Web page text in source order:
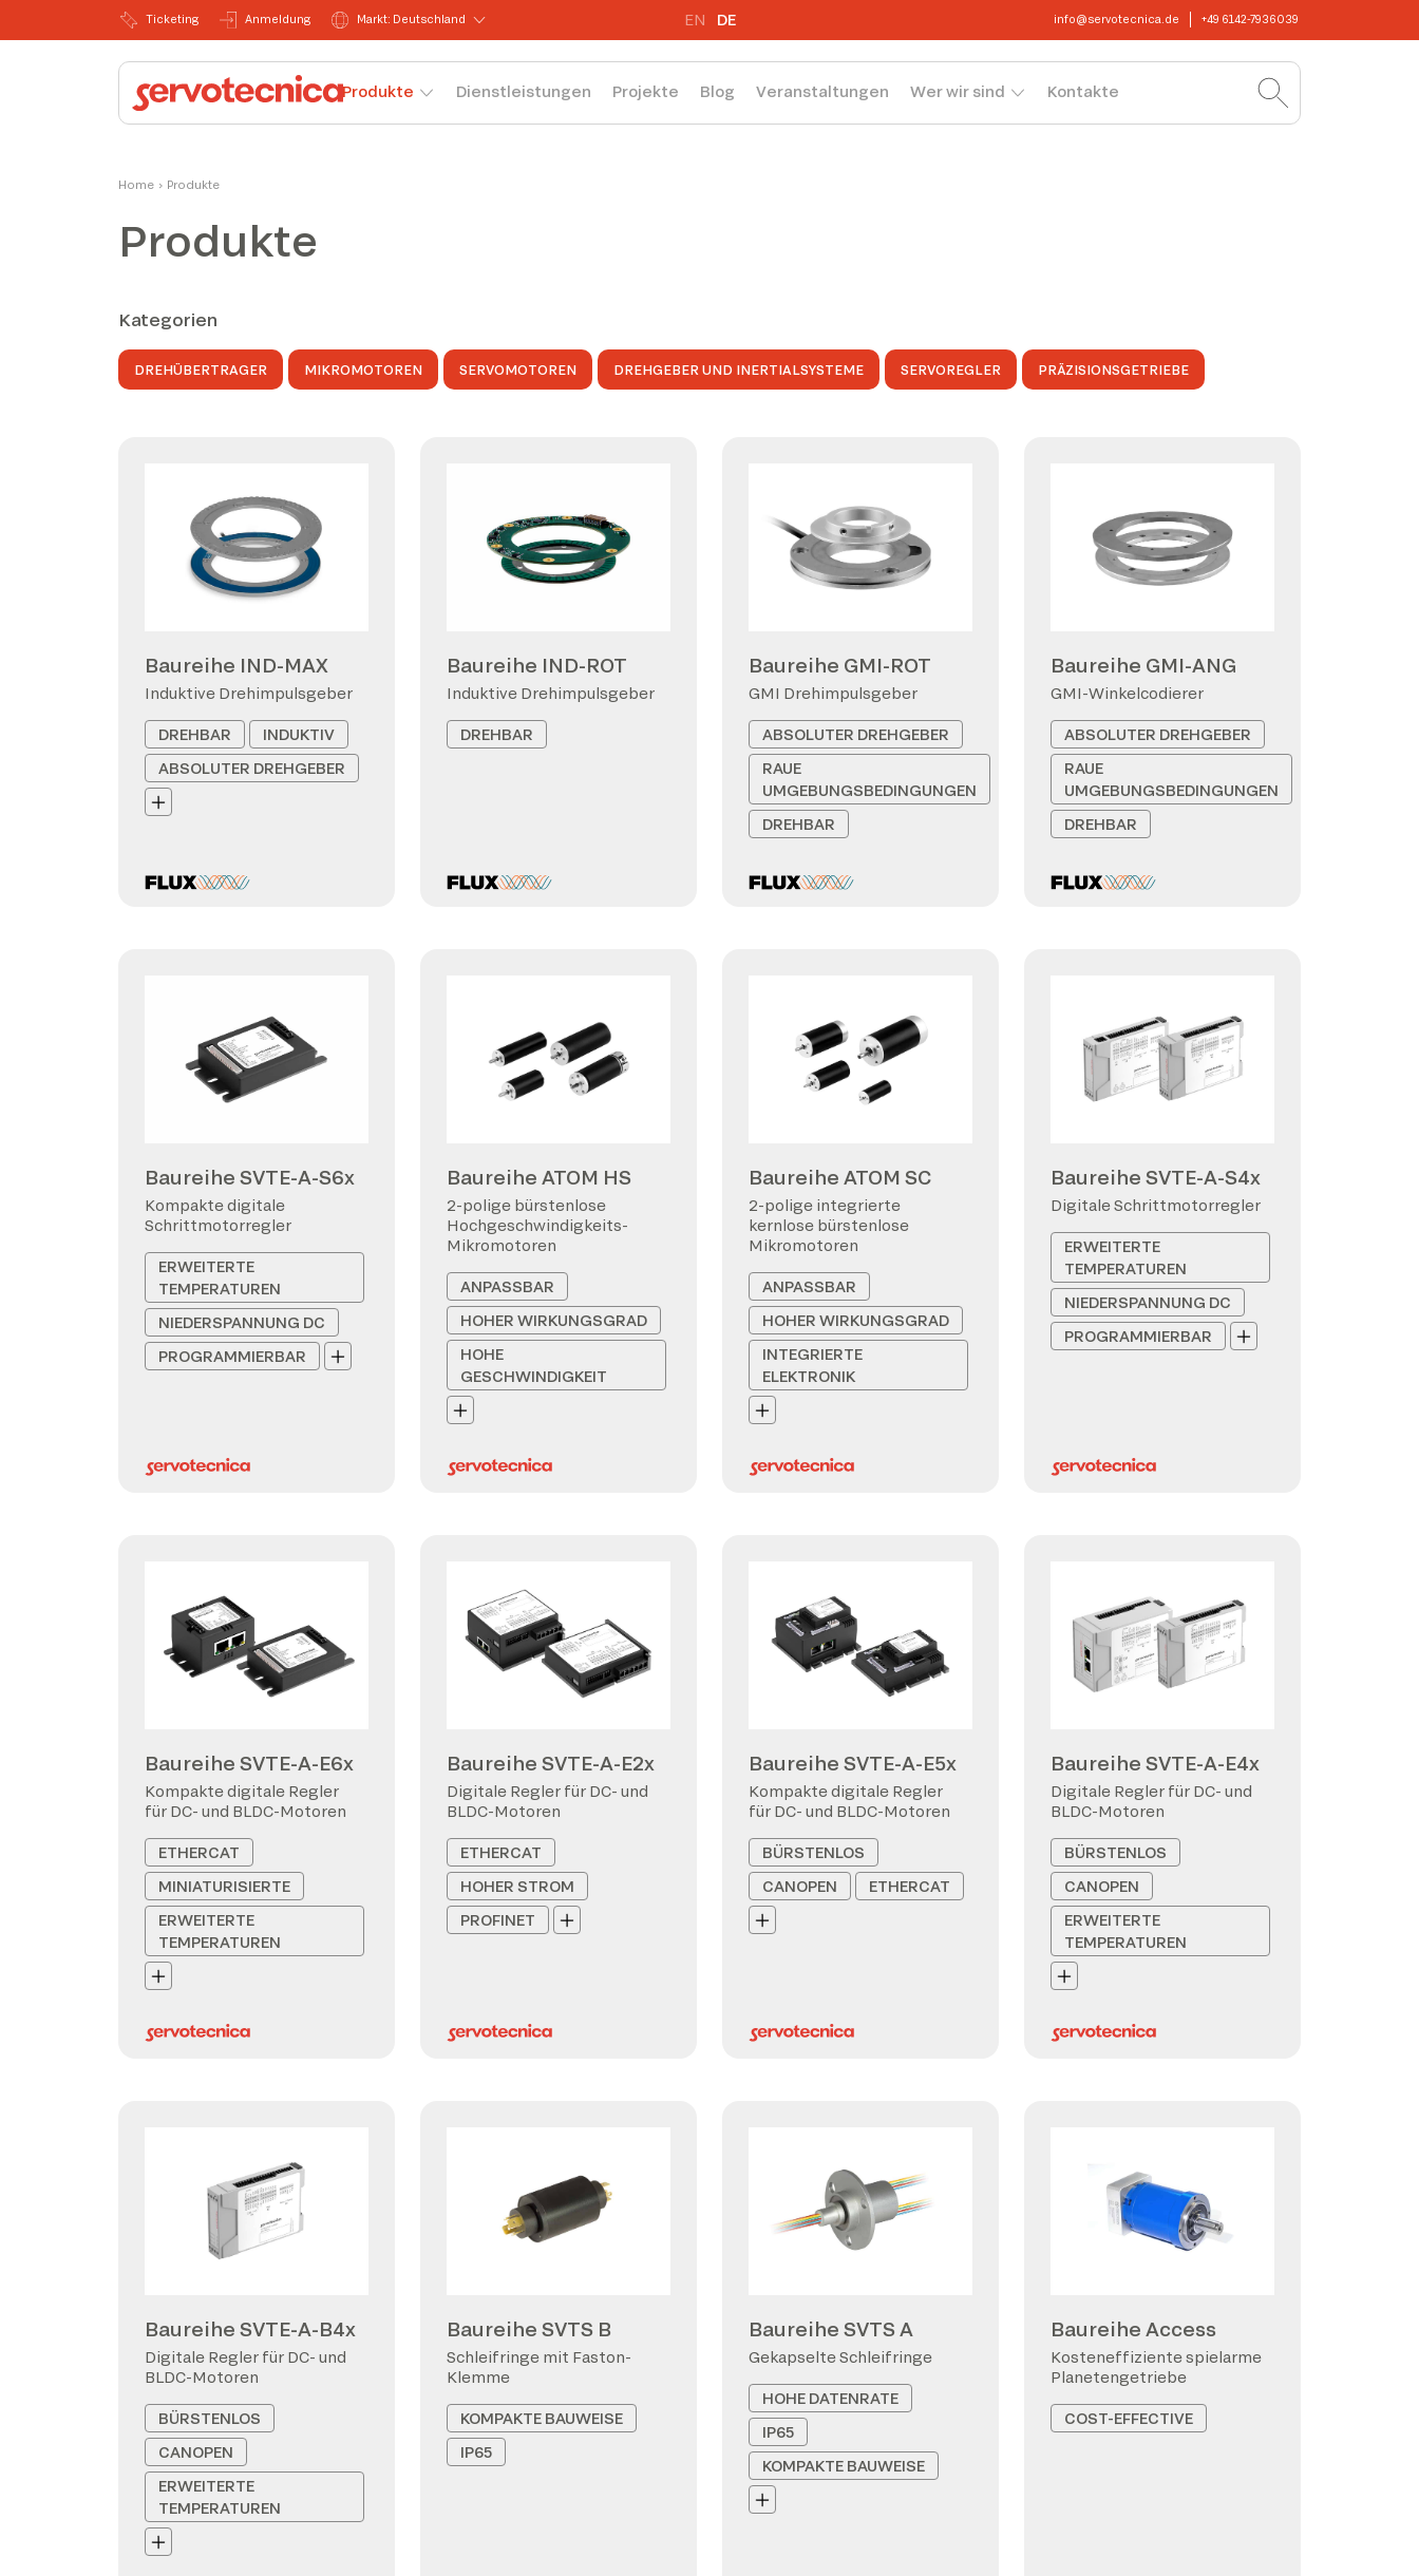
Ticketing Anmeldung Markt: Deutschland EN DE info@servotecnica.de +49 6142-7936039
Produkte Dienstleistungen Projekte Blog Veranstaltungen Wer wir sind Kontakte
Home › Produkte
Produkte
Kategorien
DREHÜBERTRAGER MIKROMOTOREN SERVOMOTOREN DREHGEBER UND INERTIALSYSTEME SERVOREGLER PRÄZISIONSGETRIEBE
Baureihe IND-MAX
Induktive Drehimpulsgeber
DREHBAR
INDUKTIV
ABSOLUTER DREHGEBER
Baureihe IND-ROT
Induktive Drehimpulsgeber
DREHBAR
Baureihe GMI-ROT
GMI Drehimpulsgeber
ABSOLUTER DREHGEBER
RAUE
UMGEBUNGSBEDINGUNGEN
DREHBAR
Baureihe GMI-ANG
GMI-Winkelcodierer
ABSOLUTER DREHGEBER
RAUE
UMGEBUNGSBEDINGUNGEN
DREHBAR
Baureihe SVTE-A-S6x
Kompakte digitale
Schrittmotorregler
ERWEITERTE
TEMPERATUREN
NIEDERSPANNUNG DC
PROGRAMMIERBAR
Baureihe ATOM HS
2-polige bürstenlose
Hochgeschwindigkeits-
Mikromotoren
ANPASSBAR
HOHER WIRKUNGSGRAD
HOHE
GESCHWINDIGKEIT
Baureihe ATOM SC
2-polige integrierte
kernlose bürstenlose
Mikromotoren
ANPASSBAR
HOHER WIRKUNGSGRAD
INTEGRIERTE
ELEKTRONIK
Baureihe SVTE-A-S4x
Digitale Schrittmotorregler
ERWEITERTE
TEMPERATUREN
NIEDERSPANNUNG DC
PROGRAMMIERBAR
Baureihe SVTE-A-E6x
Kompakte digitale Regler
für DC- und BLDC-Motoren
ETHERCAT
MINIATURISIERTE
ERWEITERTE
TEMPERATUREN
Baureihe SVTE-A-E2x
Digitale Regler für DC- und
BLDC-Motoren
ETHERCAT
HOHER STROM
PROFINET
Baureihe SVTE-A-E5x
Kompakte digitale Regler
für DC- und BLDC-Motoren
BÜRSTENLOS
CANOPEN
ETHERCAT
Baureihe SVTE-A-E4x
Digitale Regler für DC- und
BLDC-Motoren
BÜRSTENLOS
CANOPEN
ERWEITERTE
TEMPERATUREN
Baureihe SVTE-A-B4x
Digitale Regler für DC- und
BLDC-Motoren
BÜRSTENLOS
CANOPEN
ERWEITERTE
TEMPERATUREN
Baureihe SVTS B
Schleifringe mit Faston-
Klemme
KOMPAKTE BAUWEISE
IP65
Baureihe SVTS A
Gekapselte Schleifringe
HOHE DATENRATE
IP65
KOMPAKTE BAUWEISE
Baureihe Access
Kosteneffiziente spielarme
Planetengetriebe
COST-EFFECTIVE